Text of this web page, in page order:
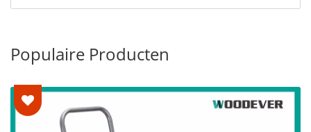
Populaire Producten